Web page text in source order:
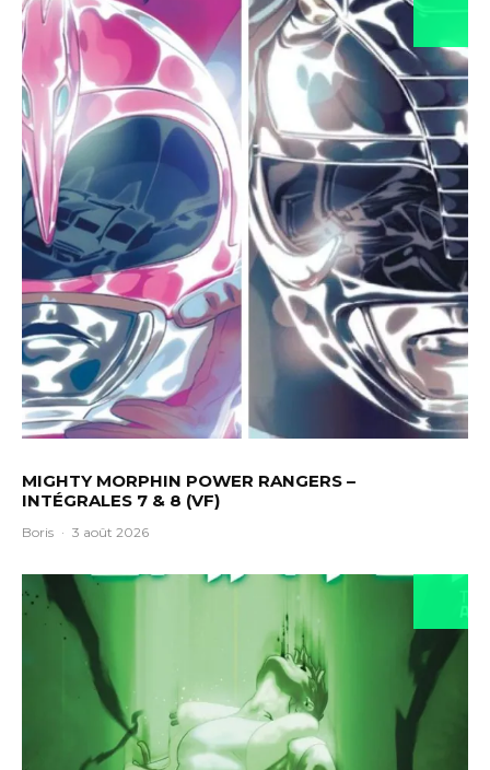
MIGHTY MORPHIN POWER RANGERS –
INTÉGRALES 7 & 8 (VF)
Boris · 3 août 2026